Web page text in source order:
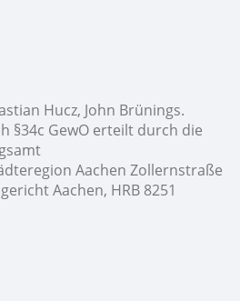
Hucz, John Brünings.
§34c GewO erteilt durch die
Aachen Zollernstraße
Aachen, HRB 8251